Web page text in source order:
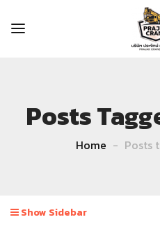
Posts
Home Posts
Show Sidebar